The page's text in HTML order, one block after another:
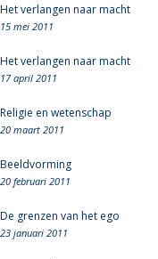
Het verlangen naar macht
15 mei 2011
Het verlangen naar macht
17 april 2011
Religie en wetenschap
20 maart 2011
Beeldvorming
20 februari 2011
De grenzen van het ego
23 januari 2011